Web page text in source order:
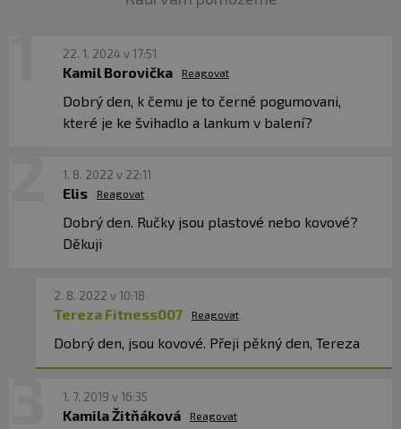
22. 1. 2024 v 17:51
Kamil Borovička Reagovat
Dobrý den, k čemu je to černé pogumovani,
které je ke švihadlo a lankum v balení?
1. 8. 2022 v 22:11
Elis Reagovat
Dobrý den. Ručky jsou plastové nebo kovové?
Děkuji
2. 8. 2022 v 10:18
Tereza Fitness007 Reagovat
Dobrý den, jsou kovové. Přeji pěkný den, Tereza
1. 7. 2019 v 16:35
Kamila Žitňáková Reagovat